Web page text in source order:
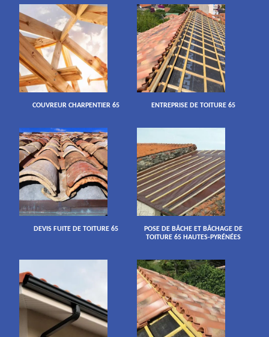
COUVREUR CHARPENTIER 65 ENTREPRISE DE TOITURE 65
DEVIS FUITE DE TOITURE 65
POSE DE BÂCHE ET BÂCHAGE DE
TOITURE 65 HAUTES-PYRÉNÉES